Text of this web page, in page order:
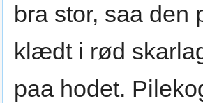
bra stor, saa den
klædt i rød
paa hodet.